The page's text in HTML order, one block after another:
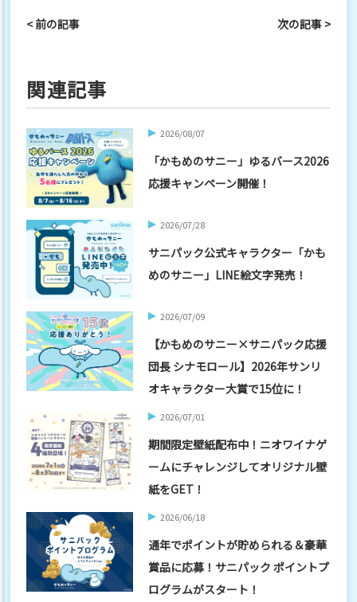
< 前の記事 次の記事 >
関連記事
2026/08/07
「かもめのサニー」ゆるバース2026
応援キャンペーン開催！
2026/07/28
サニパック公式キャラクター「かも
めのサニー」LINE絵文字発売！
2026/07/09
【かもめのサニー×サニパック応援
団長 シナモロール】2026年サンリ
オキャラクター大賞で15位に！
2026/07/01
期間限定壁紙配布中！ニオワイナゲ
ームにチャレンジしてオリジナル壁
紙をGET！
2026/06/18
通年でポイントが貯められる＆豪華
賞品に応募！サニパック ポイントプ
ログラムがスタート！